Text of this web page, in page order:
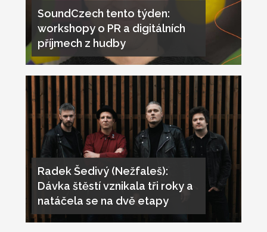
SoundCzech tento týden:
workshopy o PR a digitálních
příjmech z hudby
Radek Šedivý (Nežfaleš):
Dávka štěstí vznikala tři roky a
natáčela se na dvě etapy